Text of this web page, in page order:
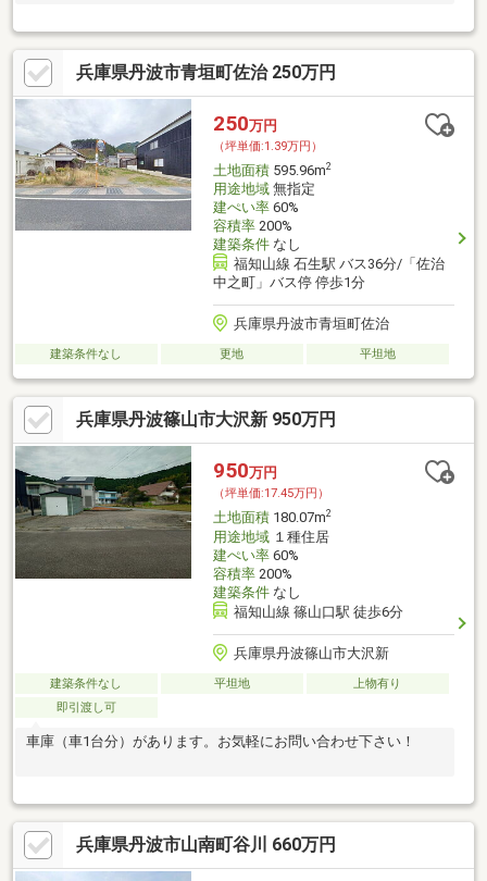
兵庫県丹波市青垣町佐治 250万円
250万円
（坪単価:1.39万円）
土地面積595.96m2
用途地域無指定
建ぺい率60%
容積率200%
建築条件なし
福知山線 石生駅 バス36分/「佐治
中之町」バス停 停歩1分
兵庫県丹波市青垣町佐治
建築条件なし 更地 平坦地
兵庫県丹波篠山市大沢新 950万円
950万円
（坪単価:17.45万円）
土地面積180.07m2
用途地域１種住居
建ぺい率60%
容積率200%
建築条件なし
福知山線 篠山口駅 徒歩6分
兵庫県丹波篠山市大沢新
建築条件なし 平坦地
上物有り
即引渡し可
車庫（車1台分）があります。お気軽にお問い合わせ下さい！
兵庫県丹波市山南町谷川 660万円